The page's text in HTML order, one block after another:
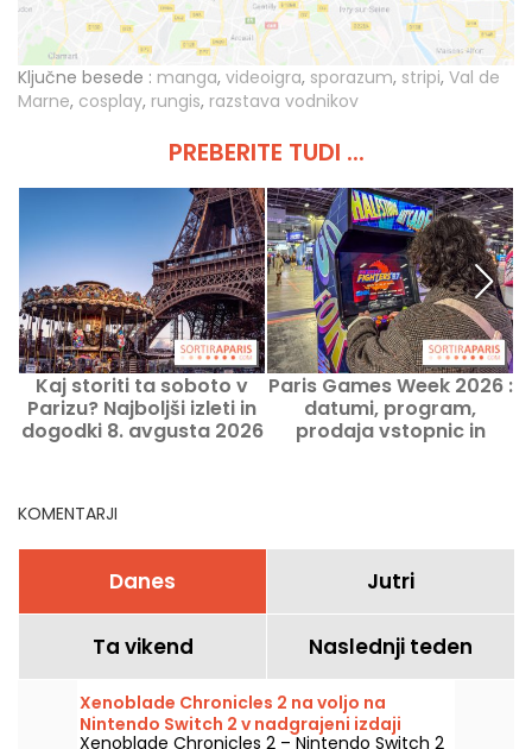
Ključne besede : manga, videoigra, sporazum, stripi, Val de
Marne, cosplay, rungis, razstava vodnikov
PREBERITE TUDI ...
Kaj storiti ta soboto v
Parizu? Najboljši izleti in
dogodki 8. avgusta 2026
Paris Games Week 2026 :
datumi, program,
prodaja vstopnic in
KOMENTARJI
Danes Jutri
Ta vikend Naslednji teden
Xenoblade Chronicles 2 na voljo na
Nintendo Switch 2 v nadgrajeni izdaji
Xenoblade Chronicles 2 – Nintendo Switch 2